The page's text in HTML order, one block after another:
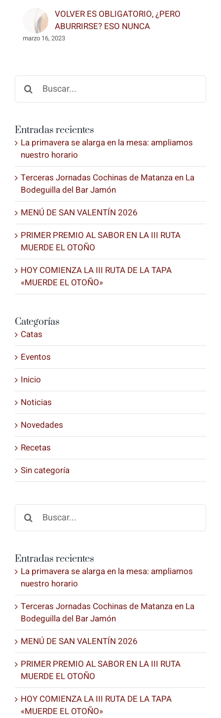
VOLVER ES OBLIGATORIO, ¿PERO
ABURRIRSE? ESO NUNCA
marzo 16, 2023
Buscar:
Entradas recientes
La primavera se alarga en la mesa: ampliamos
nuestro horario
Terceras Jornadas Cochinas de Matanza en La
Bodeguilla del Bar Jamón
MENÚ DE SAN VALENTÍN 2026
PRIMER PREMIO AL SABOR EN LA III RUTA
MUERDE EL OTOÑO
HOY COMIENZA LA III RUTA DE LA TAPA
«MUERDE EL OTOÑO»
Categorías
Catas
Eventos
Inicio
Noticias
Novedades
Recetas
Sin categoría
Buscar:
Entradas recientes
La primavera se alarga en la mesa: ampliamos
nuestro horario
Terceras Jornadas Cochinas de Matanza en La
Bodeguilla del Bar Jamón
MENÚ DE SAN VALENTÍN 2026
PRIMER PREMIO AL SABOR EN LA III RUTA
MUERDE EL OTOÑO
HOY COMIENZA LA III RUTA DE LA TAPA
«MUERDE EL OTOÑO»